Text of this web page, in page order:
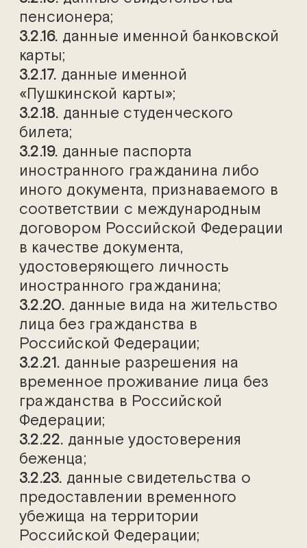
пенсионера;
3.2.16. данные именной банковской
карты;
3.2.17. данные именной
«Пушкинской карты»;
3.2.18. данные студенческого
билета;
3.2.19. данные паспорта
иностранного гражданина либо
иного документа, признаваемого в
соответствии с международным
договором Российской Федерации
в качестве документа,
удостоверяющего личность
иностранного гражданина;
3.2.20. данные вида на жительство
лица без гражданства в
Российской Федерации;
3.2.21. данные разрешения на
временное проживание лица без
гражданства в Российской
Федерации;
3.2.22. данные удостоверения
беженца;
3.2.23. данные свидетельства о
предоставлении временного
убежища на территории
Российской Федерации;